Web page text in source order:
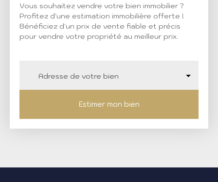
Vous souhaitez vendre votre bien immobilier ?
Profitez d'une estimation immobilière offerte !
Bénéficiez d'un prix de vente fiable et précis
pour vendre votre propriété au meilleur prix.
Adresse de votre bien
Estimer mon bien